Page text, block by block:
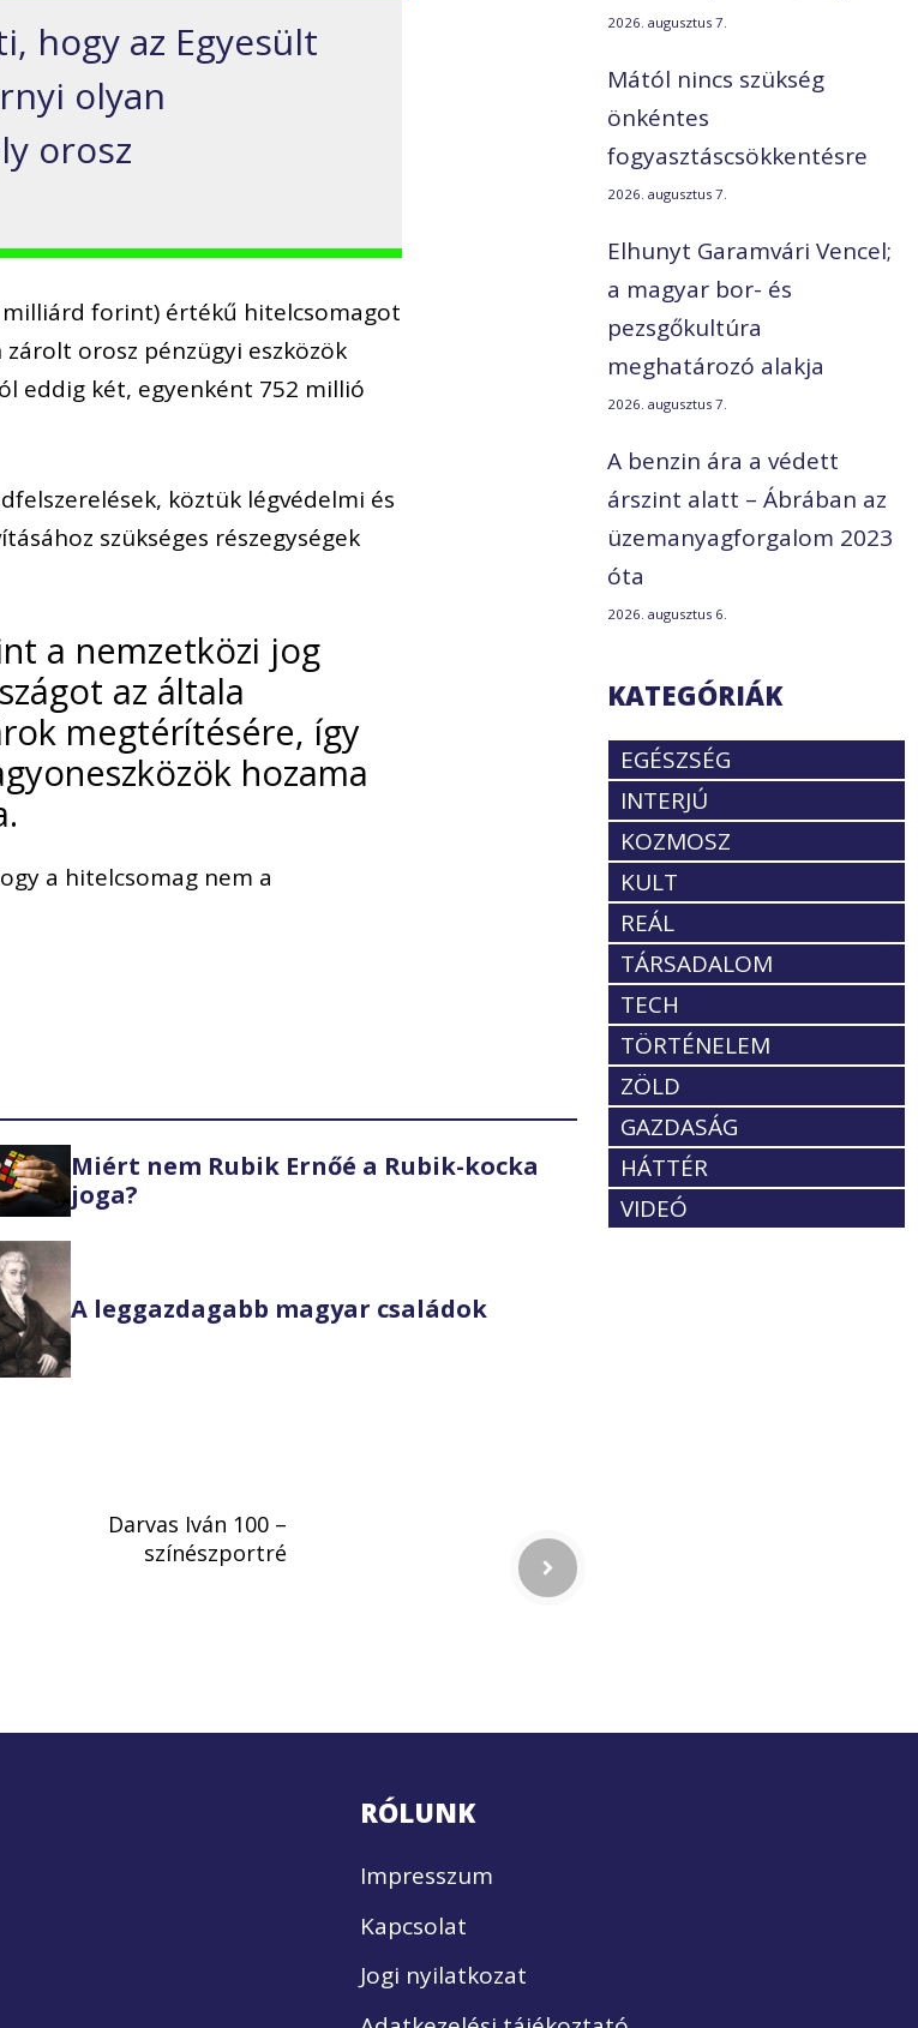
hogy az Egyesült
olyan
orosz
forint) értékű hitelcsomagot
orosz pénzügyi eszközök
eddig két, egyenként 752 millió
köztük légvédelmi és
szükséges részegységek
a nemzetközi jog
az általa
megtérítésére, így
hozama
a hitelcsomag nem a
Miért nem Rubik Ernőé a Rubik-kocka
joga?
A leggazdagabb magyar családok
2026. augusztus 7.
Mától nincs szükség
önkéntes
fogyasztáscsökkentésre
2026. augusztus 7.
Elhunyt Garamvári Vencel;
a magyar bor- és
pezsgőkultúra
meghatározó alakja
2026. augusztus 7.
A benzin ára a védett
árszint alatt – Ábrában az
üzemanyagforgalom 2023
óta
2026. augusztus 6.
KATEGÓRIÁK
EGÉSZSÉG
INTERJÚ
KOZMOSZ
KULT
REÁL
TÁRSADALOM
TECH
TÖRTÉNELEM
ZÖLD
GAZDASÁG
HÁTTÉR
VIDEÓ
Darvas Iván 100 –
színészportré
RÓLUNK
Impresszum
Kapcsolat
Jogi nyilatkozat